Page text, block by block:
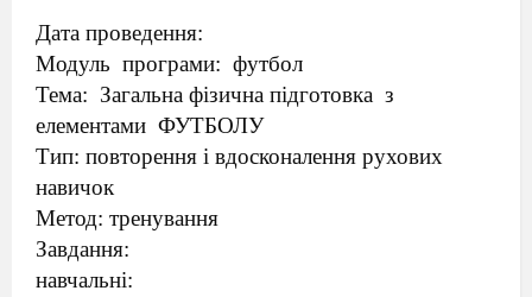
Дата проведення:
Модуль програми: футбол
Тема: Загальна фізична підготовка з
елементами ФУТБОЛУ
Тип: повторення і вдосконалення рухових
навичок
Метод: тренування
Завдання:
навчальні: